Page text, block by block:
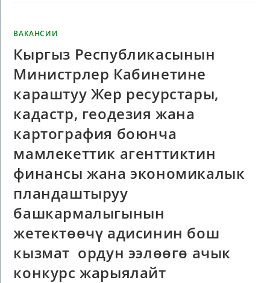
ВАКАНСИИ
Кыргыз Республикасынын
Министрлер Кабинетине
караштуу Жер ресурстары,
кадастр, геодезия жана
картография боюнча
мамлекеттик агенттиктин
финансы жана экономикалык
пландаштыруу
башкармалыгынын
жетектөөчү адисинин бош
кызмат ордун ээлөөгө ачык
конкурс жарыялайт